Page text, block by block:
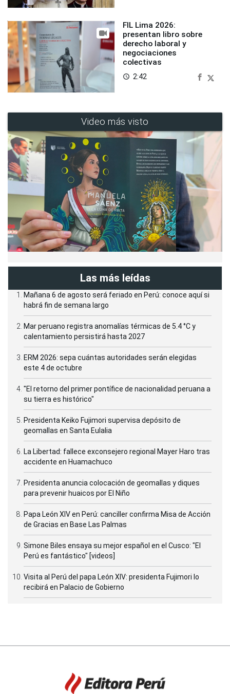
FIL Lima 2026:
presentan libro sobre
derecho laboral y
negociaciones
colectivas
access_time 2:42
Video más visto
Las más leídas
Mañana 6 de agosto será feriado en Perú: conoce aquí si
habrá fin de semana largo
Mar peruano registra anomalías térmicas de 5.4 °C y
calentamiento persistirá hasta 2027
ERM 2026: sepa cuántas autoridades serán elegidas
este 4 de octubre
"El retorno del primer pontífice de nacionalidad peruana a
su tierra es histórico"
Presidenta Keiko Fujimori supervisa depósito de
geomallas en Santa Eulalia
La Libertad: fallece exconsejero regional Mayer Haro tras
accidente en Huamachuco
Presidenta anuncia colocación de geomallas y diques
para prevenir huaicos por El Niño
Papa León XIV en Perú: canciller confirma Misa de Acción
de Gracias en Base Las Palmas
Simone Biles ensaya su mejor español en el Cusco: "El
Perú es fantástico" [videos]
Visita al Perú del papa León XIV: presidenta Fujimori lo
recibirá en Palacio de Gobierno